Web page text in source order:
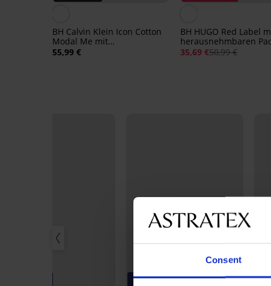
Consent
BH Calvin Klein Icon Cotton
Modal Me mit
herausnehmbaren Pads
55,99 €
BH HUGO Red Label
herausnehmbaren
35,69 €50,99 €
-20% GET20 -